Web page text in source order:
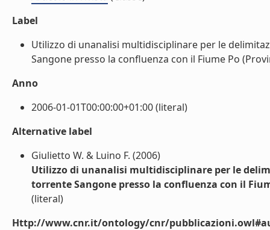
Label
Utilizzo di unanalisi multidisciplinare per le
Sangone presso la confluenza con il Fiume Po
Anno
2006-01-01T00:00:00+01:00 (literal)
Alternative label
Giulietto W. & Luino F. (2006)
Utilizzo di unanalisi multidisciplinare per le
torrente Sangone presso la confluenza con il
(literal)
Http://www.cnr.it/ontology/cnr/